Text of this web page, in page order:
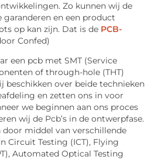
Zo kunnen wij de
garanderen en een product
op kan zijn. Dat is de PCB-
Confed)
een pcb met SMT (Service
of through-hole (THT)
beschikken over beide technieken
en zetten ons in voor
we beginnen aan ons proces
wij de Pcb’s in de ontwerpfase.
middel van verschillende
Circuit Testing (ICT), Flying
Automated Optical Testing